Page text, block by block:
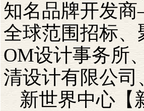
知名品牌开发
全球范围招标
OM设计事务所
清设计有限公
新世界中心【